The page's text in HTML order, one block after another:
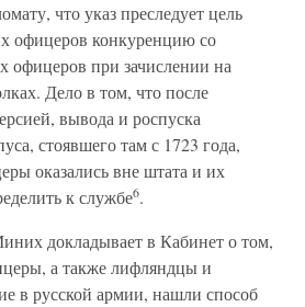
что указ преследует цель
офицеров конкуренцию со
офицеров при зачислении на
Дело в том, что после
вывода и роспуска
стоявшего там с 1723 года,
оказались вне штата и их
к службе6.
докладывает в Кабинет о том,
а также лифляндцы и
в русской армии, нашли способ